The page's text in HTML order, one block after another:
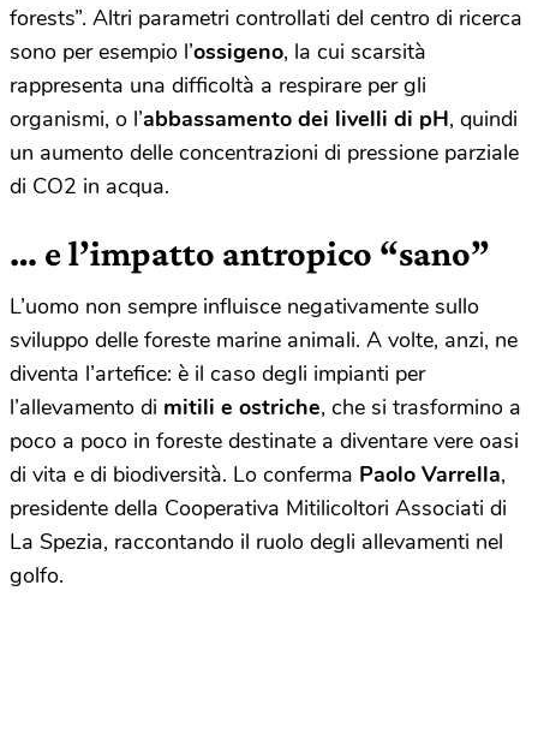
forests”. Altri parametri controllati del centro di ricerca
sono per esempio l’ossigeno, la cui scarsità
rappresenta una difficoltà a respirare per gli
organismi, o l’abbassamento dei livelli di pH, quindi
un aumento delle concentrazioni di pressione parziale
di CO2 in acqua.
… e l’impatto antropico “sano”
L’uomo non sempre influisce negativamente sullo
sviluppo delle foreste marine animali. A volte, anzi, ne
diventa l’artefice: è il caso degli impianti per
l’allevamento di mitili e ostriche, che si trasformino a
poco a poco in foreste destinate a diventare vere oasi
di vita e di biodiversità. Lo conferma Paolo Varrella,
presidente della Cooperativa Mitilicoltori Associati di
La Spezia, raccontando il ruolo degli allevamenti nel
golfo.